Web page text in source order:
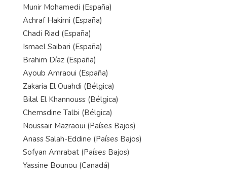
Munir Mohamedi (España)
Achraf Hakimi (España)
Chadi Riad (España)
Ismael Saibari (España)
Brahim Díaz (España)
Ayoub Amraoui (España)
Zakaria El Ouahdi (Bélgica)
Bilal El Khannouss (Bélgica)
Chemsdine Talbi (Bélgica)
Noussair Mazraoui (Países Bajos)
Anass Salah-Eddine (Países Bajos)
Sofyan Amrabat (Países Bajos)
Yassine Bounou (Canadá)